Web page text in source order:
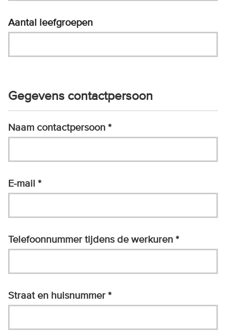
Aantal leefgroepen
Gegevens contactpersoon
Naam contactpersoon
E-mail
Telefoonnummer tijdens de werkuren
Straat en huisnummer